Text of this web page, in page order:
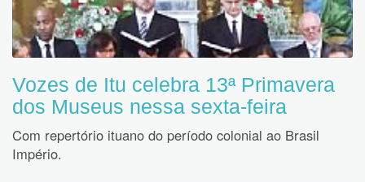
Vozes de Itu celebra 13ª Primavera
dos Museus nessa sexta-feira
Com repertório ituano do período colonial ao Brasil
Império.